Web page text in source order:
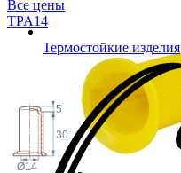
Термостойкие изделия
Все цены
TPA14
30
5
Ø14